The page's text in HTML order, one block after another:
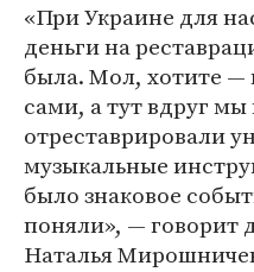
«При Украине для
деньги на
была. Мол, хотите —
сами, а тут вдруг
отреставрировали
музыкальные
было знаковое
поняли», — говорит
Наталья